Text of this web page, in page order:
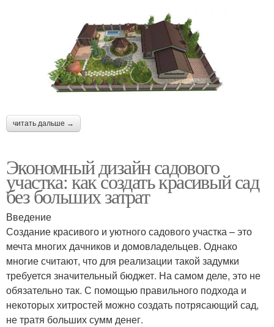
читать дальше →
Экономный дизайн садового
участка: как создать красивый сад
без больших затрат
Введение
Создание красивого и уютного садового участка – это
мечта многих дачников и домовладельцев. Однако
многие считают, что для реализации такой задумки
требуется значительный бюджет. На самом деле, это не
обязательно так. С помощью правильного подхода и
некоторых хитростей можно создать потрясающий сад,
не тратя больших сумм денег.